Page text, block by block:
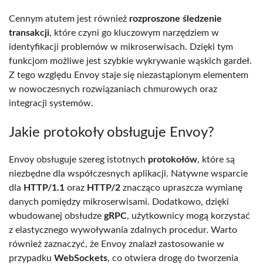
Cennym atutem jest również rozproszone śledzenie
transakcji, które czyni go kluczowym narzędziem w
identyfikacji problemów w mikroserwisach. Dzięki tym
funkcjom możliwe jest szybkie wykrywanie wąskich gardeł.
Z tego względu Envoy staje się niezastąpionym elementem
w nowoczesnych rozwiązaniach chmurowych oraz
integracji systemów.
Jakie protokoły obsługuje Envoy?
Envoy obsługuje szereg istotnych protokołów, które są
niezbędne dla współczesnych aplikacji. Natywne wsparcie
dla HTTP/1.1 oraz HTTP/2 znacząco upraszcza wymianę
danych pomiędzy mikroserwisami. Dodatkowo, dzięki
wbudowanej obsłudze gRPC, użytkownicy mogą korzystać
z elastycznego wywoływania zdalnych procedur. Warto
również zaznaczyć, że Envoy znalazł zastosowanie w
przypadku WebSockets, co otwiera drogę do tworzenia